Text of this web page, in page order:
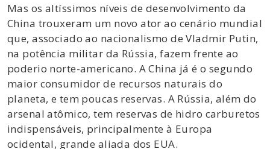
Mas os altíssimos níveis de desenvolvimento da
China trouxeram um novo ator ao cenário mundial
que, associado ao nacionalismo de Vladmir Putin,
na potência militar da Rússia, fazem frente ao
poderio norte-americano. A China já é o segundo
maior consumidor de recursos naturais do
planeta, e tem poucas reservas. A Rússia, além do
arsenal atômico, tem reservas de hidro carburetos
indispensáveis, principalmente à Europa
ocidental, grande aliada dos EUA.